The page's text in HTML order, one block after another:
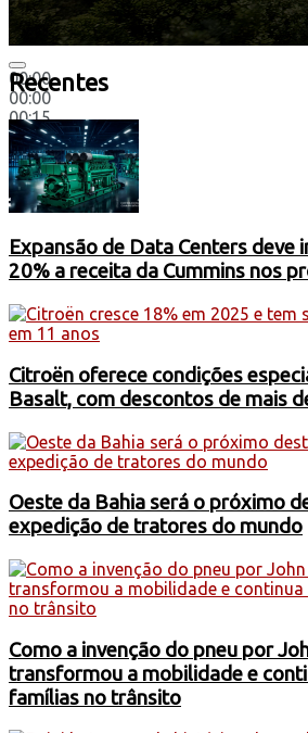
00:00
00:00
00:15
Recentes
Expansão de Data Centers deve
20% a receita da Cummins nos
Citroën oferece condições
Basalt, com descontos de mais
Oeste da Bahia será o próximo
expedição de tratores do mundo
Como a invenção do pneu por
transformou a mobilidade e
famílias no trânsito